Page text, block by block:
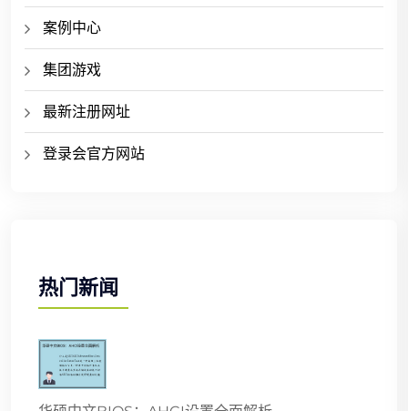
案例中心
集团游戏
最新注册网址
登录会官方网站
热门新闻